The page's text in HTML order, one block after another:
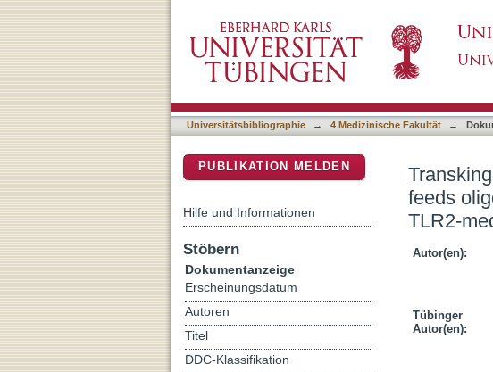
Transkingdom mechanism of
fungal pathogens and allergens
Universitätsbibliographie → 4 Medizinische Fakultät →
feeds
TLR2-
Autor(en):
Tübinger
Autor(en):
PUBLIKATION MELDEN
Hilfe und Informationen
Stöbern
Dokumentanzeige
Erscheinungsdatum
Autoren
Titel
DDC-Klassifikation